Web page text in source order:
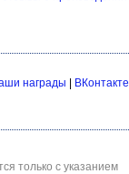
награды | ВКонтакте
только с указанием